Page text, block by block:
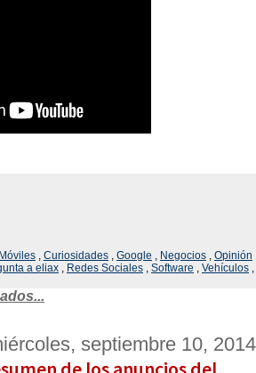
, Curiosidades , Google , Negocios , Opinión
a eliax , Redes Sociales , Software , Vehículos ,
septiembre 10, 2014